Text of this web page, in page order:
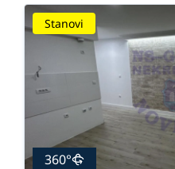
Stanovi
360°